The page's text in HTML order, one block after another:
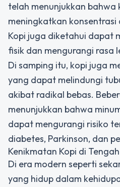
telah menunjukkan
meningkatkan konsentrasi
Kopi juga diketahui dapat
fisik dan mengurangi rasa
Di samping itu, kopi juga
yang dapat melindungi
akibat radikal bebas.
menunjukkan bahwa
dapat mengurangi risiko
diabetes, Parkinson, dan
Kenikmatan Kopi di
Di era modern seperti
yang hidup dalam